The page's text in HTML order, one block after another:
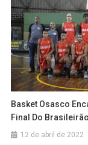
Basket Osasco
Final Do Brasileirão
12 de abril de 2022